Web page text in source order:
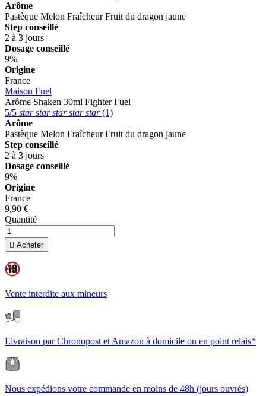
Arôme
Pastèque Melon FraîcheurFruit du dragon jaune
Step conseillé
2 à 3 jours
Dosage conseillé
9%
Origine
France
Maison Fuel
Arôme Shaken 30ml Fighter Fuel
5/5 starstarstarstarstar(1)
Arôme
Pastèque Melon FraîcheurFruit du dragon jaune
Step conseillé
2 à 3 jours
Dosage conseillé
9%
Origine
France
9,90 €
Quantité
 Acheter
Vente interdite aux mineurs
Livraison par Chronopost et Amazon à domicile ou en point relais*
Nous expédions votre commande en moins de 48h (jours ouvrés)